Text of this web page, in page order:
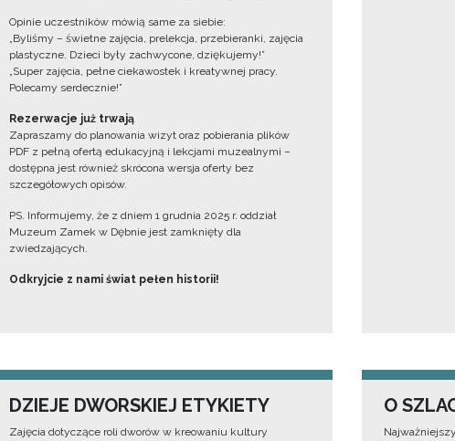
Opinie uczestników mówią same za siebie:
„Byliśmy – świetne zajęcia, prelekcja, przebieranki, zajęcia
plastyczne. Dzieci były zachwycone, dziękujemy!”
„Super zajęcia, pełne ciekawostek i kreatywnej pracy.
Polecamy serdecznie!”
Rezerwacje już trwają
Zapraszamy do planowania wizyt oraz pobierania plików
PDF z pełną ofertą edukacyjną i lekcjami muzealnymi –
dostępna jest również skrócona wersja oferty bez
szczegółowych opisów.
PS. Informujemy, że z dniem 1 grudnia 2025 r. oddział
Muzeum Zamek w Dębnie jest zamknięty dla
zwiedzających.
Odkryjcie z nami świat pełen historii!
DZIEJE DWORSKIEJ ETYKIETY
Zajęcia dotyczące roli dworów w kreowaniu kultury
O